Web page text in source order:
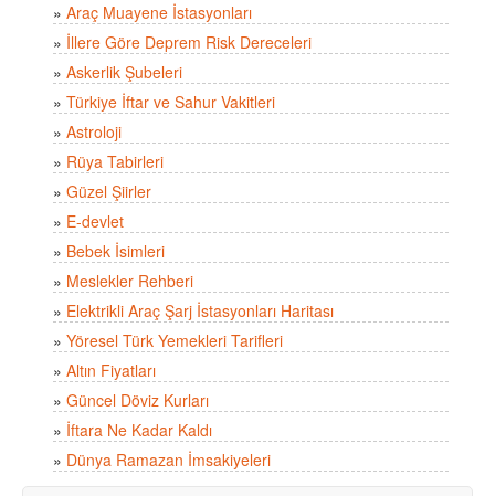
» Araç Muayene İstasyonları
» İllere Göre Deprem Risk Dereceleri
» Askerlik Şubeleri
» Türkiye İftar ve Sahur Vakitleri
» Astroloji
» Rüya Tabirleri
» Güzel Şiirler
» E-devlet
» Bebek İsimleri
» Meslekler Rehberi
» Elektrikli Araç Şarj İstasyonları Haritası
» Yöresel Türk Yemekleri Tarifleri
» Altın Fiyatları
» Güncel Döviz Kurları
» İftara Ne Kadar Kaldı
» Dünya Ramazan İmsakiyeleri